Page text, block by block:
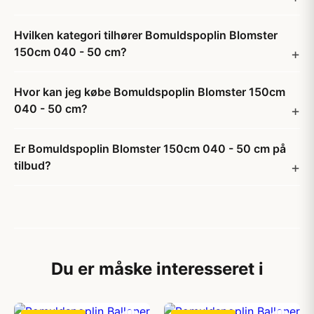
Hvilken kategori tilhører Bomuldspoplin Blomster
150cm 040 - 50 cm?
Hvor kan jeg købe Bomuldspoplin Blomster 150cm
040 - 50 cm?
Er Bomuldspoplin Blomster 150cm 040 - 50 cm på
tilbud?
Du er måske interesseret i